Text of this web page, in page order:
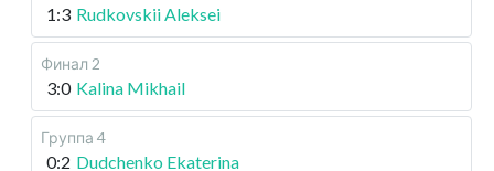
1:3 Rudkovskii Aleksei
Финал 2
3:0 Kalina Mikhail
Группа 4
0:2 Dudchenko Ekaterina